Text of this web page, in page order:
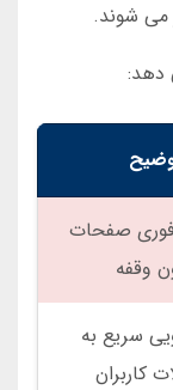
می شوند.
فوری صفحات
وقفه
سریع به
کاربران